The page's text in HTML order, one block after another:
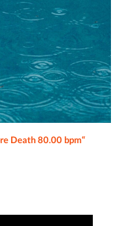
Death 80.00 bpm“